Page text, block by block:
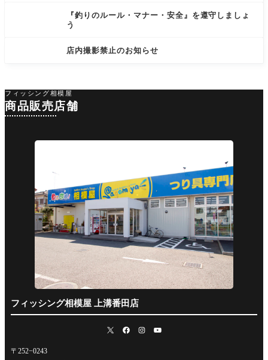
『釣りのルール・マナー・安全』を遵守しましょ
う
店内撮影禁止のお知らせ
フィッシング相模屋
商品販売店舗
フィッシング相模屋 上溝番田店
〒252−0243